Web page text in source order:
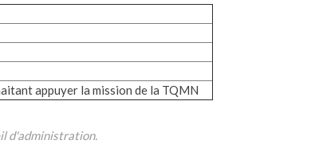
appuyer la mission de la TQMN
d'administration.